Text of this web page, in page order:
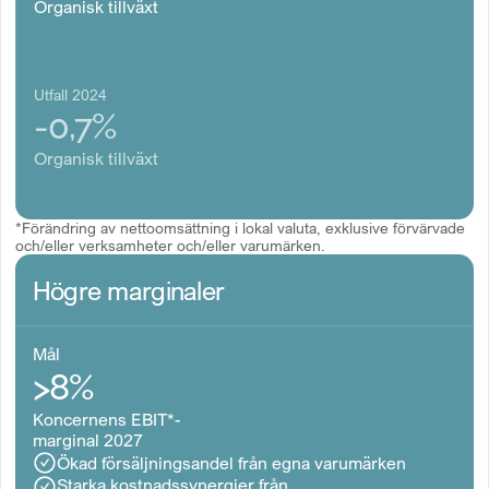
Organisk tillväxt
Utfall 2024
-0,7%
Organisk tillväxt
*Förändring av nettoomsättning i lokal valuta, exklusive förvärvade
och/eller verksamheter och/eller varumärken.
Högre marginaler
Mål
>8%
Koncernens EBIT*-
marginal 2027
Ökad försäljningsandel från egna varumärken